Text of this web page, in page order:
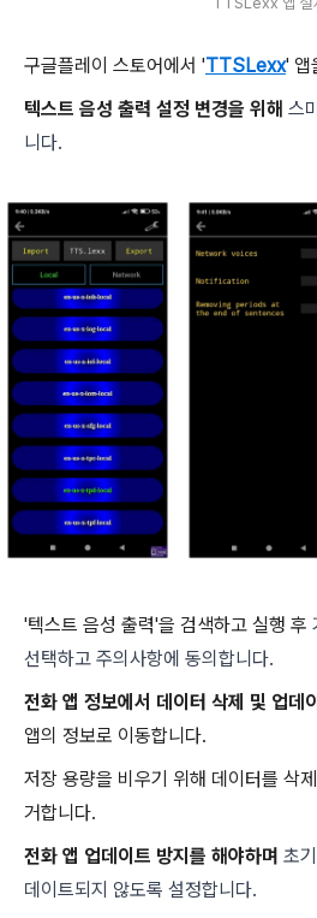
구글플레이 스토어에서 'TTSLexx' 앱
텍스트 음성 출력 설정 변경을 위해 스
니다.
'텍스트 음성 출력'을 검색하고 실행 후
선택하고 주의사항에 동의합니다.
전화 앱 정보에서 데이터 삭제 및 업데
앱의 정보로 이동합니다.
저장 용량을 비우기 위해 데이터를 삭
거합니다.
전화 앱 업데이트 방지를 해야하며 초
데이트되지 않도록 설정합니다.